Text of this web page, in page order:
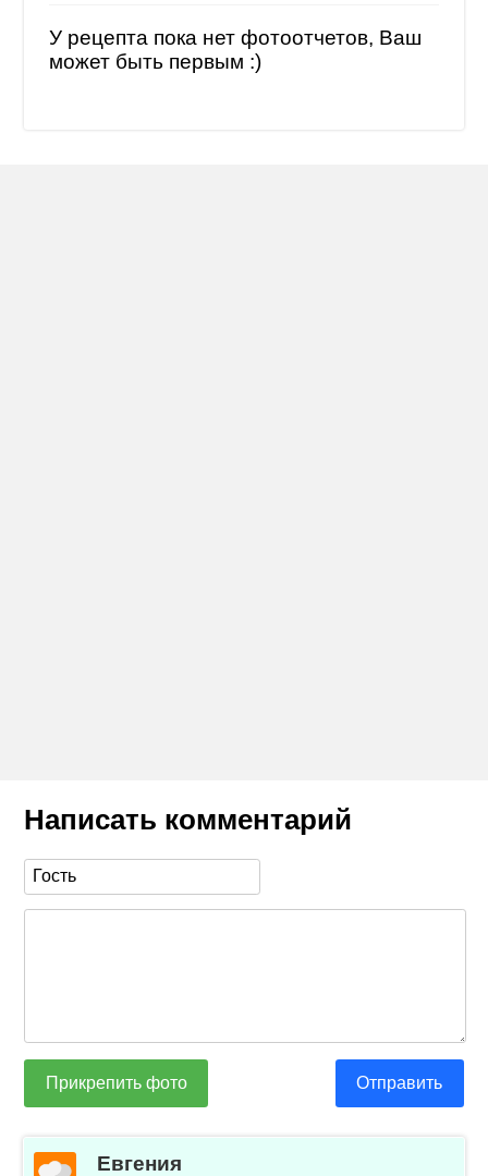
У рецепта пока нет фотоотчетов, Ваш
может быть первым :)
Написать комментарий
Прикрепить фото Отправить
Евгения